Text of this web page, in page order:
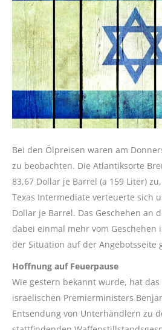
Bei den Ölpreisen waren am
zu beobachten. Die Atlantiksorte
83,67 Dollar je Barrel (a 159 Liter)
Texas Intermediate verteuerte sich
Dollar je Barrel. Das Geschehen an
dabei einmal mehr vom Geschehen
der Situation auf der Angebotsseite
Hoffnung auf Feuerpause
Wie gestern bekannt wurde, hat
israelischen Premierministers
Entsendung von Unterhändlern zu